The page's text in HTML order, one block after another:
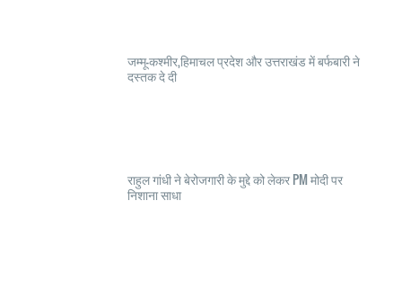
जम्मू-कश्मीर,हिमाचल प्रदेश और उत्तराखंड में बर्फबारी ने
दस्तक दे दी
राहुल गांधी ने बेरोजगारी के मुद्दे को लेकर PM मोदी पर
निशाना साधा